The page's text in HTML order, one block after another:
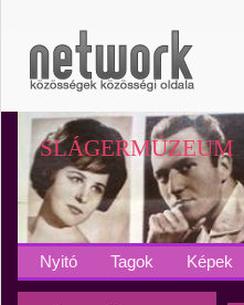
SLÁGERMÚZEUM
Nyitó Tagok Képek